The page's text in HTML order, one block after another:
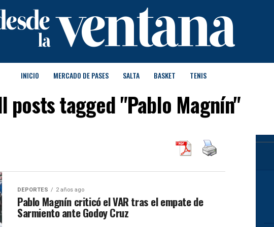
INICIO MERCADO DE PASES SALTA BASKET TENIS
posts tagged "Pablo Magnín"
DEPORTES 2 años ago
Pablo Magnín criticó el VAR tras el empate de
Sarmiento ante Godoy Cruz